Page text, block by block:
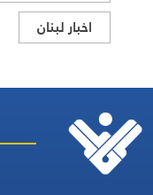
اخبار لبنان